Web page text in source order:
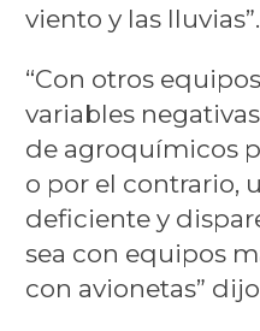
viento y las lluvias”.
“Con otros
variables
de agroquímicos
o por el contrario,
deficiente y
sea con equipos
con avionetas”